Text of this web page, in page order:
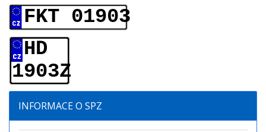
FKT 01903
HD
1903Z
INFORMACE O SPZ